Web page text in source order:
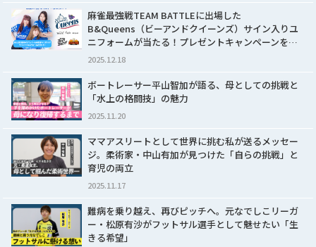
麻雀最強戦TEAM BATTLEに出場した
B&Queens（ビーアンドクイーンズ）サイン入りユ
ニフォームが当たる！プレゼントキャンペーンを…
2025.12.18
ボートレーサー平山智加が語る、母としての挑戦と
「水上の格闘技」の魅力
2025.11.20
ママアスリートとして世界に挑む私が送るメッセー
ジ。柔術家・中山有加が見つけた「自らの挑戦」と
育児の両立
2025.11.17
難病を乗り越え、再びピッチへ。元なでしこリーガ
ー・松原有沙がフットサル選手として魅せたい「生
きる希望」